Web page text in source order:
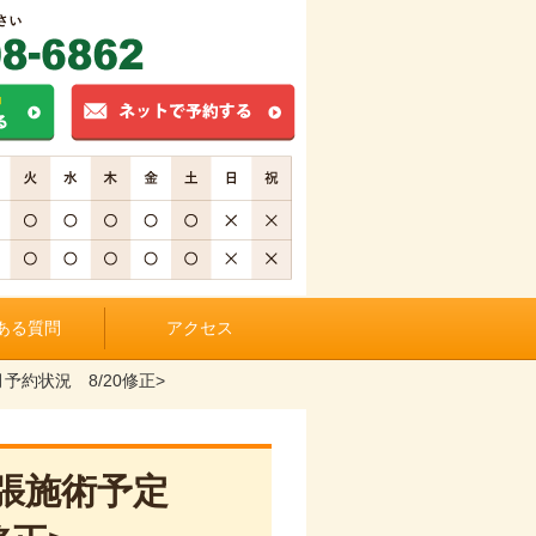
る質問 アクセス
予約状況 8/20修正>
施術予定